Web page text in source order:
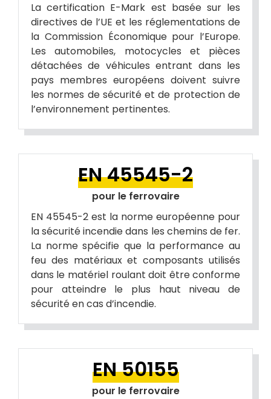
La certification E-Mark est basée sur les
directives de l’UE et les réglementations de
la Commission Économique pour l’Europe.
Les automobiles, motocycles et pièces
détachées de véhicules entrant dans les
pays membres européens doivent suivre
les normes de sécurité et de protection de
l’environnement pertinentes.
EN 45545-2
pour le ferrovaire
EN 45545-2 est la norme européenne pour
la sécurité incendie dans les chemins de fer.
La norme spécifie que la performance au
feu des matériaux et composants utilisés
dans le matériel roulant doit être conforme
pour atteindre le plus haut niveau de
sécurité en cas d’incendie.
EN 50155
pour le ferrovaire